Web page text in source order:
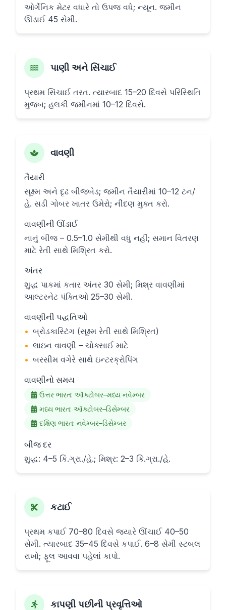
ઓર્ગેનિક મેટર વધારે તો ઉપજ વધે; ન્યૂન. જમીન
ઊંડાઈ 45 સેમી.
પાણી અને સિંચાઈ
પ્રથમ સિંચાઈ તરત. ત્યારબાદ 15–20 દિવસે પરિસ્થિતિ
મુજબ; હલકી જમીનમાં 10–12 દિવસે.
વાવણી
તૈયારી
સૂક્ષ્મ અને દૃઢ બીજબેડ; જમીન તૈયારીમાં 10–12 ટન/
હે. સડી ગોબર ખાતર ઉમેરો; નીંદણ મુક્ત કરો.
વાવણીની ઊંડાઈ
નાનું બીજ – 0.5–1.0 સેમીથી વધુ નહીં; સમાન વિતરણ
માટે રેતી સાથે મિશ્રિત કરો.
અંતર
શુદ્ધ પાકમાં કતાર અંતર 30 સેમી; મિશ્ર વાવણીમાં
આલ્ટરનેટ પંક્તિઓ 25–30 સેમી.
વાવણીની પદ્ધતિઓ
• બ્રોડકાસ્ટિંગ (સૂક્ષ્મ રેતી સાથે મિશ્રિત)
• લાઇન વાવણી – ચોક્સાઈ માટે
• બરસીમ વગેરે સાથે ઇન્ટરક્રોપિંગ
વાવણીનો સમય
ઉત્તર ભારત: ઑક્ટોબર–મધ્ય નવેમ્બર
મધ્ય ભારત: ઑક્ટોબર–ડિસેમ્બર
દક્ષિણ ભારત: નવેમ્બર–ડિસેમ્બર
બીજ દર
શુદ્ધ: 4–5 કિ.ગ્રા./હે.; મિશ્ર: 2–3 કિ.ગ્રા./હે.
કટાઈ
પ્રથમ કપાઈ 70–80 દિવસે જ્યારે ઊંચાઈ 40–50
સેમી. ત્યારબાદ 35–45 દિવસે કપાઈ. 6–8 સેમી સ્ટબલ
રાખો; ફૂલ આવવા પહેલાં કાપો.
કાપણી પછીની પ્રવૃત્તિઓ